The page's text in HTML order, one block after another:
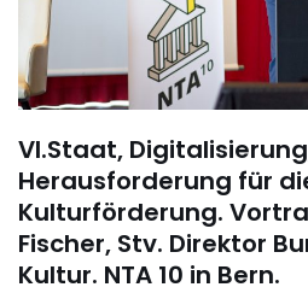
VI.Staat,
Herausforderung für
Kulturförderung.
Fischer, Stv. Direktor
Kultur. NTA 10 in Bern.